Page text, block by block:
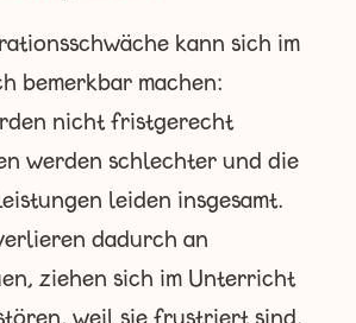
kann sich im
bemerkbar machen:
nicht fristgerecht
werden schlechter und die
leiden insgesamt.
dadurch an
ziehen sich im Unterricht
weil sie frustriert sind.